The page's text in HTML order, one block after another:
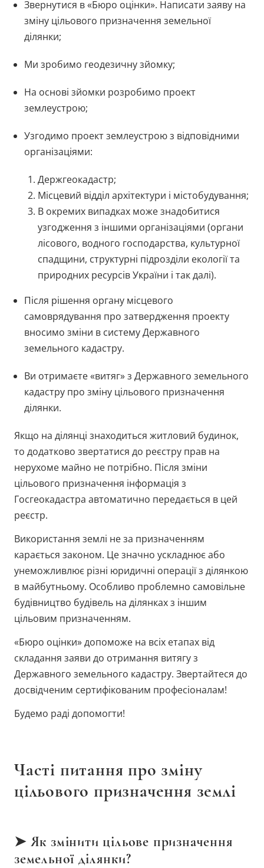
Звернутися в «Бюро оцінки». Написати заяву на
зміну цільового призначення земельної
ділянки;
Ми зробимо геодезичну зйомку;
На основі зйомки розробимо проект
землеустрою;
Узгодимо проект землеустрою з відповідними
організаціями:
Держгеокадастр;
Місцевий відділ архітектури і містобудування;
В окремих випадках може знадобитися
узгодження з іншими організаціями (органи
лісового, водного господарства, культурної
спадщини, структурні підрозділи екології та
природних ресурсів України і так далі).
Після рішення органу місцевого
самоврядування про затвердження проекту
вносимо зміни в систему Державного
земельного кадастру.
Ви отримаєте «витяг» з Державного земельного
кадастру про зміну цільового призначення
ділянки.
Якщо на ділянці знаходиться житловий будинок,
то додатково звертатися до реєстру прав на
нерухоме майно не потрібно. Після зміни
цільового призначення інформація з
Госгеокадастра автоматично передається в цей
реєстр.
Використання землі не за призначенням
карається законом. Це значно ускладнює або
унеможливлює різні юридичні операції з ділянкою
в майбутньому. Особливо проблемно самовільне
будівництво будівель на ділянках з іншим
цільовим призначенням.
«Бюро оцінки» допоможе на всіх етапах від
складання заяви до отримання витягу з
Державного земельного кадастру. Звертайтеся до
досвідченим сертифікованим професіоналам!
Будемо раді допомогти!
Часті питання про зміну
цільового призначення землі
➤ Як змінити цільове призначення
земельної ділянки?